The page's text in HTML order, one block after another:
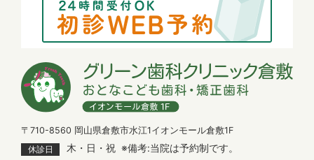
予防中心
地域の方々に予防の重要性の普及に努めま
す。
【休診のお知らせ】
1月27日（火）は午後休診となります。
何卒よろしくお願い申し上げます。
2025.11.12
【年末年始 休診のお知らせ】
す。
患者様にはご不便をおかけいたしますが、何卒ご理
〒710-8560 岡山県倉敷市水江1イオンモール倉敷1F
休診日
木・日・祝 ※備考:当院は予約制です。